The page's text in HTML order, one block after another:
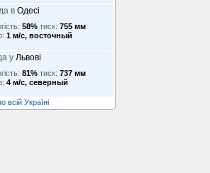
в Одесі
58% тиск: 755 мм
1 м/с, восточный
у Львові
81% тиск: 737 мм
4 м/с, северный
всій Україні